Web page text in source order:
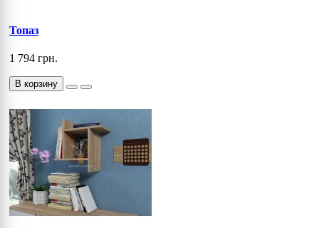
Топаз
1 794 грн.
В корзину